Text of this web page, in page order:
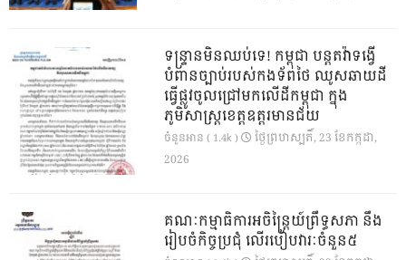
ទន្ទ្រានមិនឈប់ទេ! កម្ពុជា បន្តតវ៉ាទង្វើ
បំពានច្បាប់របស់កងទ័ពថៃ ឈូសឆាយដី
ធ្វើផ្លូវចូលជ្រៅមកលើដីកម្ពុជា ក្នុង
ភូមិសាស្ត្រខេត្តឧត្តរមានជ័យ
ចំនួនអាន ( 1.4k )
ថ្ងៃ​ព្រហស្បតិ៍, 23 ខែ​កក្កដា,
2026
គណៈកម្មាធិការអចិន្ត្រៃយ៍ព្រឹទ្ធសភា នឹង
រៀបចំកិច្ចប្រជុំ លើរបៀបវារៈចំនួន៥